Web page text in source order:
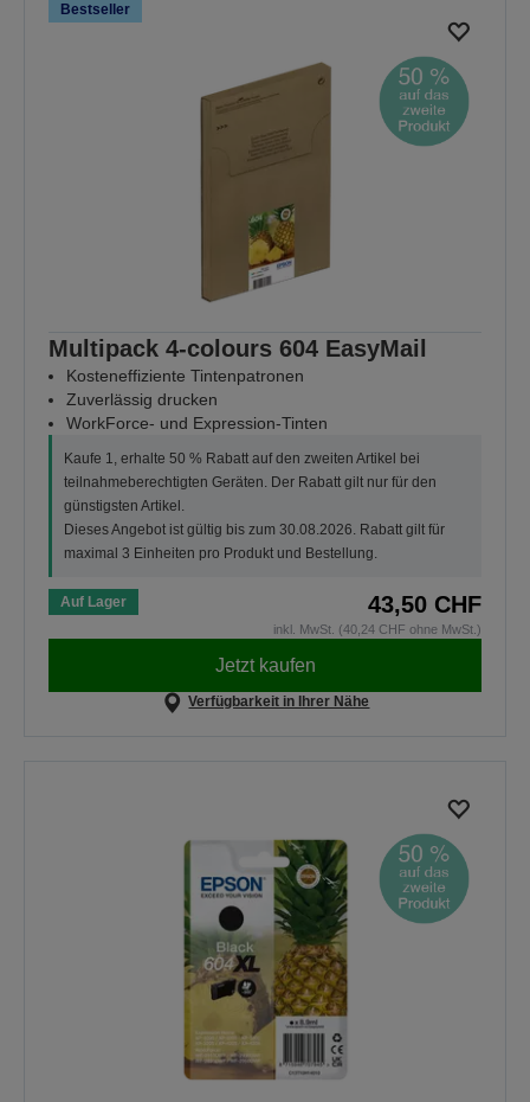
Bestseller
Multipack 4-colours 604 EasyMail
Kosteneffiziente Tintenpatronen
Zuverlässig drucken
WorkForce- und Expression-Tinten
Kaufe 1, erhalte 50 % Rabatt auf den zweiten Artikel bei
teilnahmeberechtigten Geräten. Der Rabatt gilt nur für den
günstigsten Artikel.
Dieses Angebot ist gültig bis zum 30.08.2026. Rabatt gilt für
maximal 3 Einheiten pro Produkt und Bestellung.
Auf Lager 43,50 CHF
inkl. MwSt. (40,24 CHF ohne MwSt.)
Jetzt kaufen
Verfügbarkeit in Ihrer Nähe